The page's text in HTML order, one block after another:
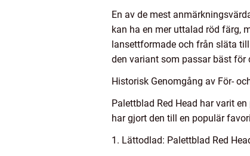
En av de mest
kan ha en mer uttalad röd färg,
lansettformade och från släta
den variant som passar bäst för
Historisk Genomgång av För-
Palettblad Red Head har varit
har gjort den till en populär
1. Lättodlad: Palettblad Red